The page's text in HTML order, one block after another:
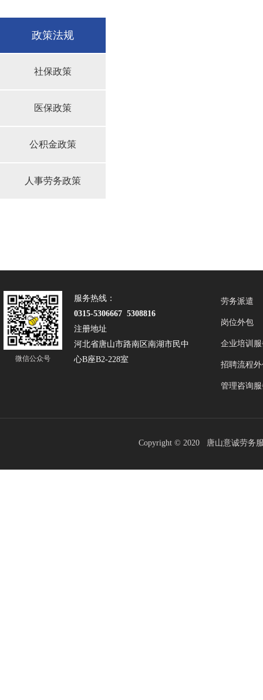
政策法规
社保政策
医保政策
公积金政策
人事劳务政策
微信公众号
服务热线：
0315-5306667 5308816
注册地址
河北省唐山市路南区南湖市民中
心B座B2-228室
劳务派遣
岗位外包
企业培训
招聘流程
管理咨询
Copyright © 2020 唐山意诚劳务